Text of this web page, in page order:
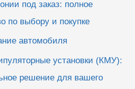
под заказ: полное
по выбору и покупке
автомобиля
установки (КМУ):
решение для вашего